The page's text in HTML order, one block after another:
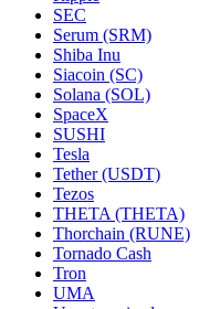
SEC
Serum (SRM)
Shiba Inu
Siacoin (SC)
Solana (SOL)
SpaceX
SUSHI
Tesla
Tether (USDT)
Tezos
THETA (THETA)
Thorchain (RUNE)
Tornado Cash
Tron
UMA